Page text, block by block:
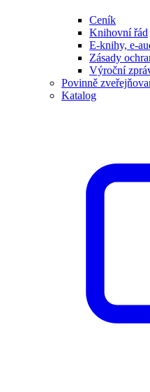
Ceník
Knihovní řád
E-knihy, e-
Zásady
Výroční
Povinně
Katalog